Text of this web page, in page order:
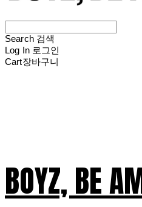
Search 검색
Log In 로그인
Cart장바구니
BOYZ, BE